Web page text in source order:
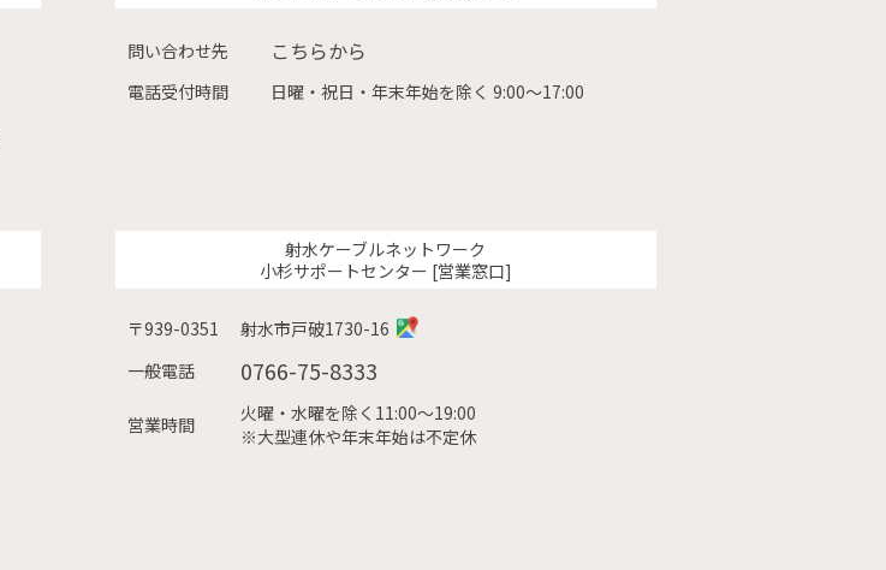
問い合わせ先 こちらから
電話受付時間 日曜・祝日・年末年始を除く 9:00〜17:00
射水ケーブルネットワーク
小杉サポートセンター [営業窓口]
〒939-0351
射水市戸破1730-16
一般電話
0766-75-8333
営業時間
火曜・水曜を除く11:00〜19:00
※大型連休や年末年始は不定休